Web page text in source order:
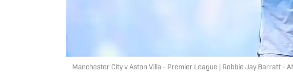
Manchester City v Aston Villa - Premier League | Robbie Jay Barratt -